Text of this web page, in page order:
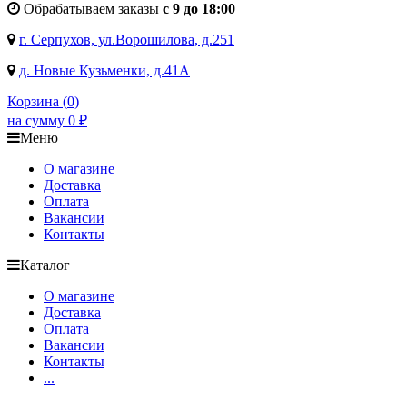
Обрабатываем заказы с 9 до 18:00
г. Серпухов, ул.Ворошилова, д.251
д. Новые Кузьменки, д.41А
Корзина (0)
на сумму 0 ₽
Меню
О магазине
Доставка
Оплата
Вакансии
Контакты
Каталог
О магазине
Доставка
Оплата
Вакансии
Контакты
...